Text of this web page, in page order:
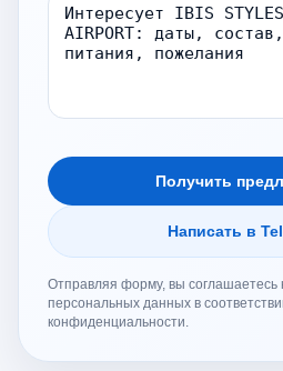
Получить
Написать в
Отправляя форму, вы соглашаетесь
персональных данных в
конфиденциальности.